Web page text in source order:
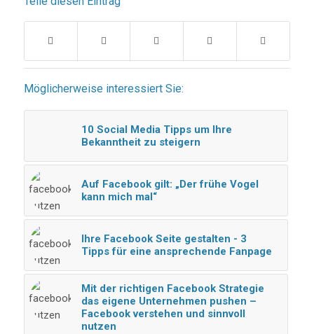
Möglicherweise interessiert Sie:
10 Social Media Tipps um Ihre
Bekanntheit zu steigern
Auf Facebook gilt: „Der frühe Vogel
kann mich mal“
Ihre Facebook Seite gestalten - 3
Tipps für eine ansprechende Fanpage
Mit der richtigen Facebook Strategie
das eigene Unternehmen pushen –
Facebook verstehen und sinnvoll
nutzen